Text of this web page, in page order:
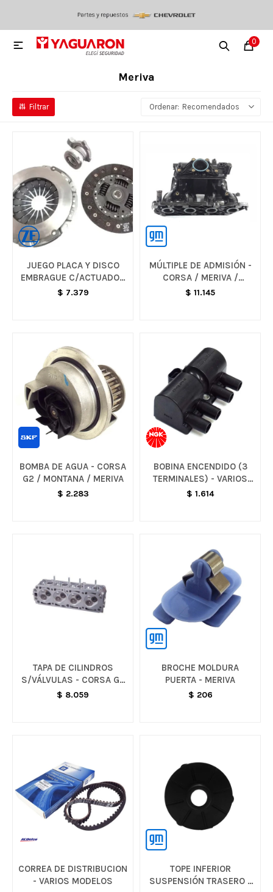
0

Meriva
Recomendados
JUEGO PLACA Y DISCO
EMBRAGUE C/ACTUADOR
- CORSA G2 / MERIVA /
$ 7.379
MÚLTIPLE DE ADMISIÓN -
CORSA / MERIVA /
MONTANA / CELTA
$ 11.145
BOMBA DE AGUA - CORSA
G2 / MONTANA / MERIVA
$ 2.283
BOBINA ENCENDIDO (3
TERMINALES) - VARIOS
MODELOS
$ 1.614
TAPA DE CILINDROS
S/VÁLVULAS - CORSA G2
/ MONTANA / MERIVA
$ 8.059
BROCHE MOLDURA
PUERTA - MERIVA
$ 206
CORREA DE DISTRIBUCION
- VARIOS MODELOS
TOPE INFERIOR
SUSPENSIÓN TRASERO -